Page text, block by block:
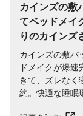
カインズの敷
てベッドメイ
りのカインズ
カインズの敷パ
ドメイクが爆
きて、ズレなく
約。快適な睡眠